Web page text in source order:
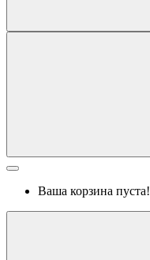
Ваша корзина пуста!